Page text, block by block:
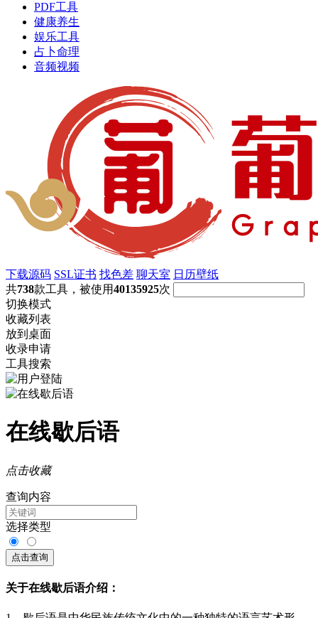
PDF工具
健康养生
娱乐工具
占卜命理
音频视频
下载源码 SSL证书 找色差 聊天室 日历壁纸
共738款工具，被使用40135925次
切换模式
收藏列表
放到桌面
收录申请
工具搜索
在线歇后语
点击收藏
查询内容
选择类型
点击查询
关于在线歇后语介绍：